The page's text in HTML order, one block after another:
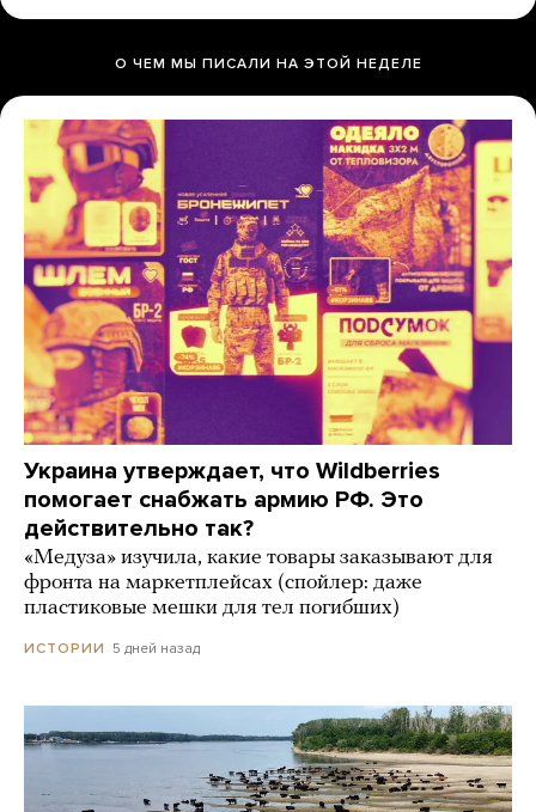
О ЧЕМ МЫ ПИСАЛИ НА ЭТОЙ НЕДЕЛЕ
Украина утверждает, что Wildberries
помогает снабжать армию РФ. Это
действительно так?
«Медуза» изучила, какие товары заказывают для
фронта на маркетплейсах (спойлер: даже
пластиковые мешки для тел погибших)
ИСТОРИИ 5 дней назад